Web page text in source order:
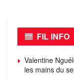
FIL INFO
Valentine
les mains du